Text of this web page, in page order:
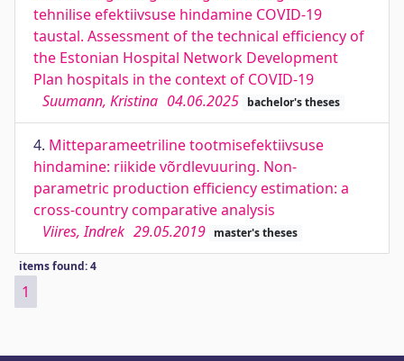
tehnilise efektiivsuse hindamine COVID-19
taustal. Assessment of the technical efficiency of
the Estonian Hospital Network Development
Plan hospitals in the context of COVID-19
Suumann, Kristina 04.06.2025 bachelor's theses
4. Mitteparameetriline tootmisefektiivsuse
hindamine: riikide võrdlevuuring. Non-
parametric production efficiency estimation: a
cross-country comparative analysis
Viires, Indrek 29.05.2019 master's theses
items found: 4
1